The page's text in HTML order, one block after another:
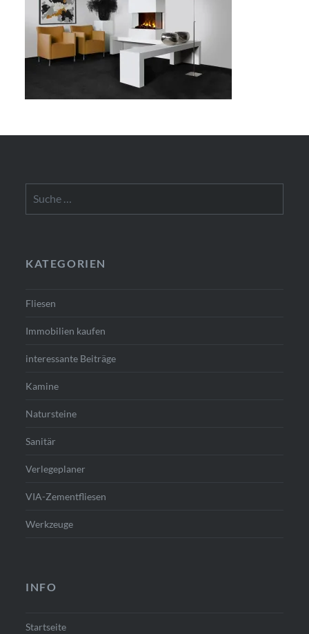
nach:
KATEGORIEN
Fliesen
Immobilien kaufen
interessante Beiträge
Kamine
Natursteine
Sanitär
Verlegeplaner
VIA-Zementfliesen
Werkzeuge
INFO
Startseite